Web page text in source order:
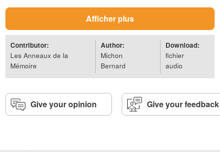
Afficher plus
Contributor:
Les Anneaux de la
Mémoire
Author:
Michon
Bernard
Download:
fichier
audio
Give your opinion Give your feedback